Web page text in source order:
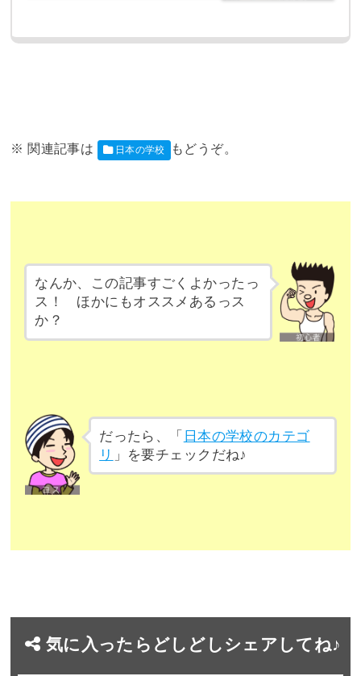
日本の学校
なんか、この記事すごくよかったっ
ス！ ほかにもオススメあるっス
か？
だったら、「 日本の学校のカテゴ
リ 」を要チェックだね♪
気に入ったらどしどしシェアしてね♪